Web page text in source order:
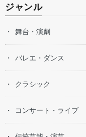
ジャンル
舞台・演劇
バレエ・ダンス
クラシック
コンサート・ライブ